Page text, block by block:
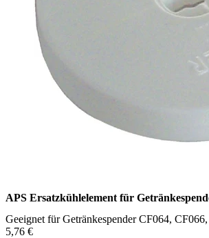
APS Ersatzkühlelement für
Geeignet für Getränkespender CF064,
5,76 €